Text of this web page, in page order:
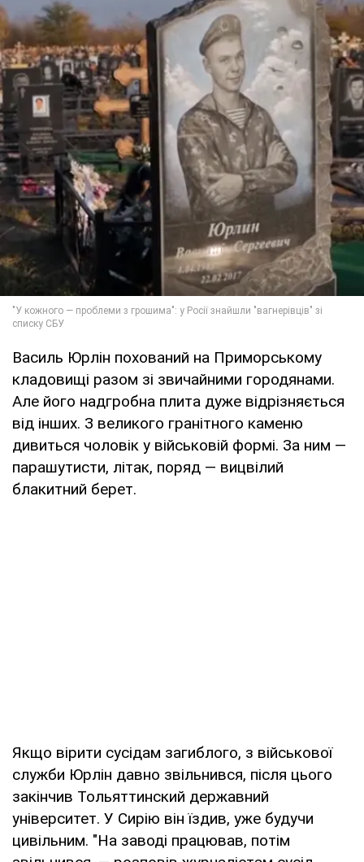
Василь Юрлін похований на Приморському
кладовищі разом зі звичайними городянами.
Але його надгробна плита дуже відрізняється
від інших. З великого гранітного каменю
дивиться чоловік у військовій формі. За ним —
парашутисти, літак, поряд — вицвілий
блакитний берет.
Якщо вірити сусідам загиблого, з військової
служби Юрлін давно звільнився, після цього
закінчив Тольяттинский державний
університет. У Сирію він їздив, уже будучи
цивільним. "На заводі працював, потім